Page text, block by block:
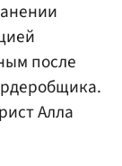
после
Алла